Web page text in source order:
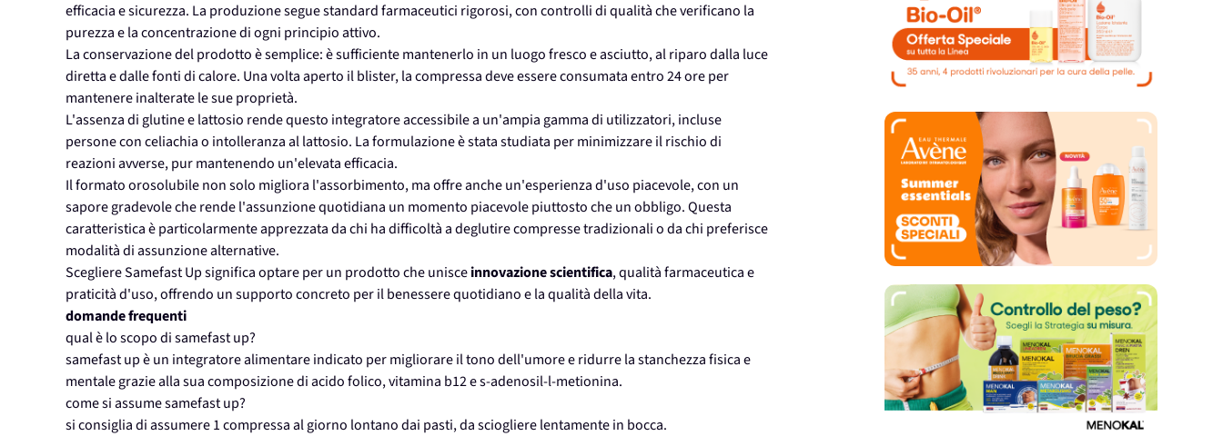
efficacia e sicurezza. La produzione segue standard farmaceutici rigorosi, con controlli di qualità che verificano la
purezza e la concentrazione di ogni principio attivo.
La conservazione del prodotto è semplice: è sufficiente mantenerlo in un luogo fresco e asciutto, al riparo dalla luce
diretta e dalle fonti di calore. Una volta aperto il blister, la compressa deve essere consumata entro 24 ore per
mantenere inalterate le sue proprietà.
L'assenza di glutine e lattosio rende questo integratore accessibile a un'ampia gamma di utilizzatori, incluse
persone con celiachia o intolleranza al lattosio. La formulazione è stata studiata per minimizzare il rischio di
reazioni avverse, pur mantenendo un'elevata efficacia.
Il formato orosolubile non solo migliora l'assorbimento, ma offre anche un'esperienza d'uso piacevole, con un
sapore gradevole che rende l'assunzione quotidiana un momento piacevole piuttosto che un obbligo. Questa
caratteristica è particolarmente apprezzata da chi ha difficoltà a deglutire compresse tradizionali o da chi preferisce
modalità di assunzione alternative.
Scegliere Samefast Up significa optare per un prodotto che unisceinnovazione scientifica, qualità farmaceutica e
praticità d'uso, offrendo un supporto concreto per il benessere quotidiano e la qualità della vita.
domande frequenti
qual è lo scopo di samefast up?
samefast up è un integratore alimentare indicato per migliorare il tono dell'umore e ridurre la stanchezza fisica e
mentale grazie alla sua composizione di acido folico, vitamina b12 e s-adenosil-l-metionina.
come si assume samefast up?
si consiglia di assumere 1 compressa al giorno lontano dai pasti, da sciogliere lentamente in bocca.